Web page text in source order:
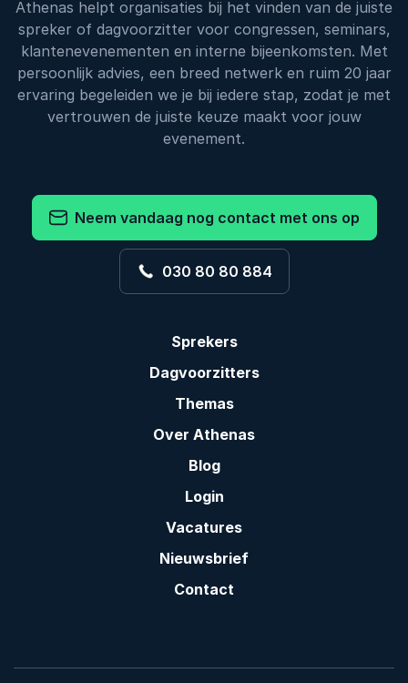
Athenas helpt organisaties bij het vinden van de juiste
spreker of dagvoorzitter voor congressen, seminars,
klantenevenementen en interne bijeenkomsten. Met
persoonlijk advies, een breed netwerk en ruim 20 jaar
ervaring begeleiden we je bij iedere stap, zodat je met
vertrouwen de juiste keuze maakt voor jouw
evenement.
Neem vandaag nog contact met ons op
030 80 80 884
Sprekers
Dagvoorzitters
Themas
Over Athenas
Blog
Login
Vacatures
Nieuwsbrief
Contact